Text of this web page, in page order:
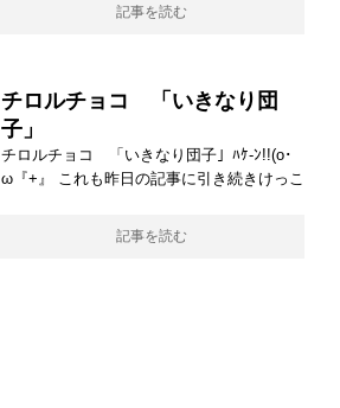
記事を読む
チロルチョコ 「いきなり団
子」
チロルチョコ 「いきなり団子」ﾊｹ-ﾝ!!(o･
ω『+』 これも昨日の記事に引き続きけっこ
記事を読む